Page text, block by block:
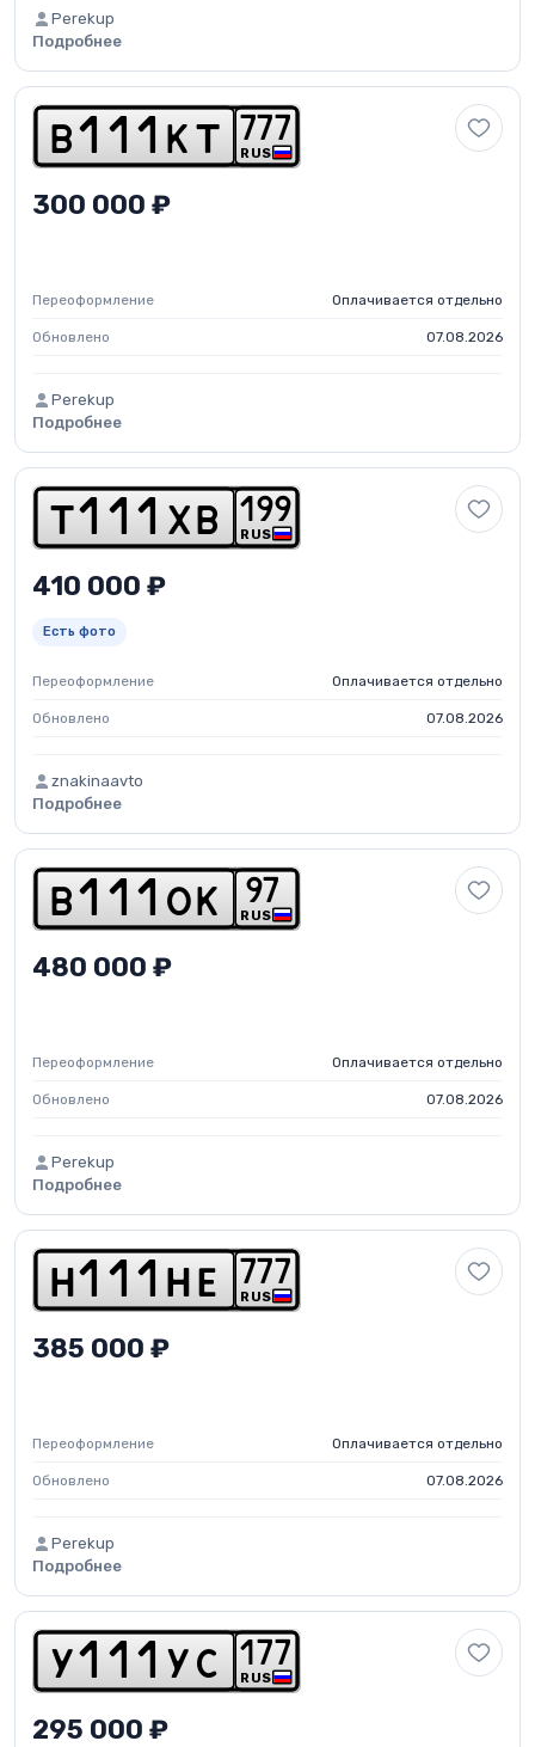
Perekup
Подробнее
b 1 1 1 k t RUS
7 7 7
300 000 ₽
Переоформление Оплачивается отдельно
Обновлено 07.08.2026
Perekup
Подробнее
t1 1 1 x b RUS
1 99
410 000 ₽
Есть фото
Переоформление Оплачивается отдельно
Обновлено 07.08.2026
znakinaavto
Подробнее
b 1 1 1 o k RUS
97
480 000 ₽
Переоформление Оплачивается отдельно
Обновлено 07.08.2026
Perekup
Подробнее
h 1 1 1 h e RUS
7 7 7
385 000 ₽
Переоформление Оплачивается отдельно
Обновлено 07.08.2026
Perekup
Подробнее
y 1 1 1 y c RUS
1 7 7
295 000 ₽